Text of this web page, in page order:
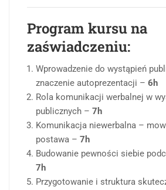
Program kursu na
zaświadczeniu:
Wprowadzenie do wystąpień
znaczenie autoprezentacji – 6h
Rola komunikacji werbalnej w
publicznych – 7h
Komunikacja niewerbalna –
postawa – 7h
Budowanie pewności siebie
7h
Przygotowanie i struktura